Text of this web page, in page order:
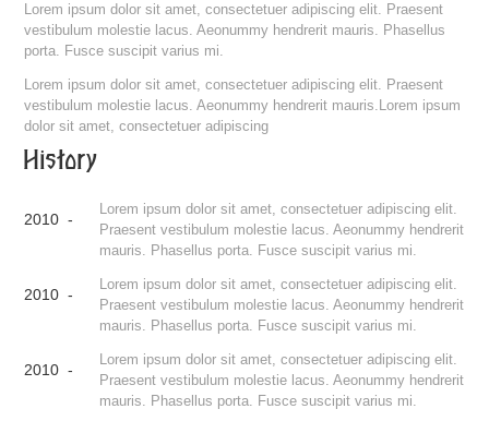
Lorem ipsum dolor sit amet, consectetuer adipiscing elit. Praesent
vestibulum molestie lacus. Aeonummy hendrerit mauris. Phasellus
porta. Fusce suscipit varius mi.
Lorem ipsum dolor sit amet, consectetuer adipiscing elit. Praesent
vestibulum molestie lacus. Aeonummy hendrerit mauris.Lorem ipsum
dolor sit amet, consectetuer adipiscing
History
2010 -
Lorem ipsum dolor sit amet, consectetuer adipiscing elit.
Praesent vestibulum molestie lacus. Aeonummy hendrerit
mauris. Phasellus porta. Fusce suscipit varius mi.
2010 -
Lorem ipsum dolor sit amet, consectetuer adipiscing elit.
Praesent vestibulum molestie lacus. Aeonummy hendrerit
mauris. Phasellus porta. Fusce suscipit varius mi.
2010 -
Lorem ipsum dolor sit amet, consectetuer adipiscing elit.
Praesent vestibulum molestie lacus. Aeonummy hendrerit
mauris. Phasellus porta. Fusce suscipit varius mi.